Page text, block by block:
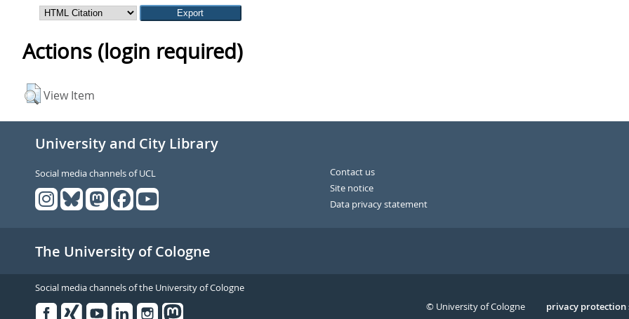
Actions (login required)
View Item
University and City Library
Social media channels of UCL
Contact us
Site notice
Data privacy statement
The University of Cologne
Social media channels of the University of Cologne
Serivce
privacy protection
© University of Cologne